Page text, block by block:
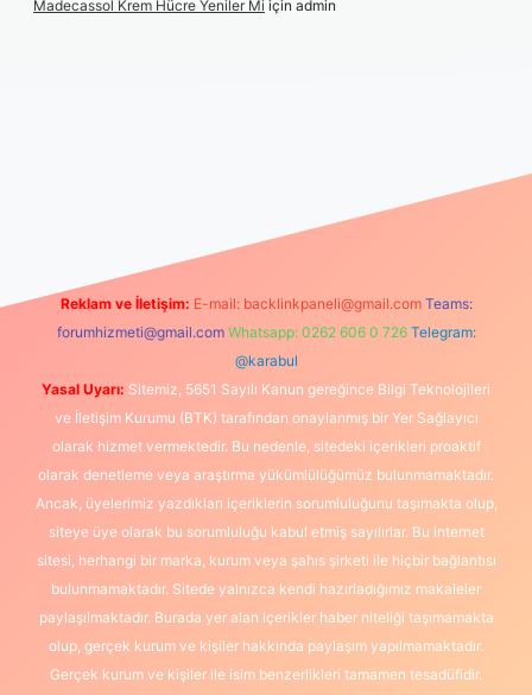
Madecassol Krem Hücre Yeniler Mi için admin
Reklam ve İletişim: E-mail: backlinkpaneli@gmail.com Teams:
forumhizmeti@gmail.com Whatsapp: 0262 606 0 726 Telegram:
@karabul
Yasal Uyarı: Sitemiz, 5651 Sayılı Kanun gereğince Bilgi Teknolojileri
ve İletişim Kurumu (BTK) tarafından onaylanmış bir Yer Sağlayıcı
olarak hizmet vermektedir. Bu nedenle, sitedeki içerikleri proaktif
olarak denetleme veya araştırma yükümlülüğümüz bulunmamaktadır.
Ancak, üyelerimiz yazdıkları içeriklerin sorumluluğunu taşımakta olup,
siteye üye olarak bu sorumluluğu kabul etmiş sayılırlar. Bu internet
sitesi, herhangi bir marka, kurum veya şahıs şirketi ile hiçbir bağlantısı
bulunmamaktadır. Sitede yalnızca kendi hazırladığımız makaleler
paylaşılmaktadır. Burada yer alan içerikler haber niteliği taşımamakta
olup, gerçek kurum ve kişiler hakkında paylaşım yapılmamaktadır.
Gerçek kurum ve kişiler ile isim benzerlikleri tamamen tesadüfidir.